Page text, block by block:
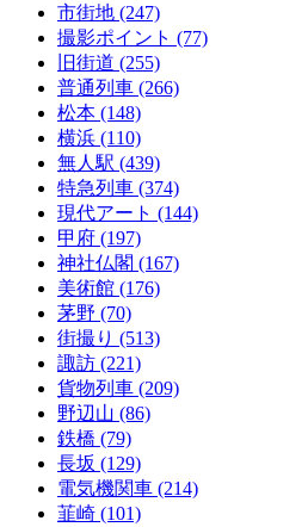
市街地 (247)
撮影ポイント (77)
旧街道 (255)
普通列車 (266)
松本 (148)
横浜 (110)
無人駅 (439)
特急列車 (374)
現代アート (144)
甲府 (197)
神社仏閣 (167)
美術館 (176)
茅野 (70)
街撮り (513)
諏訪 (221)
貨物列車 (209)
野辺山 (86)
鉄橋 (79)
長坂 (129)
電気機関車 (214)
韮崎 (101)